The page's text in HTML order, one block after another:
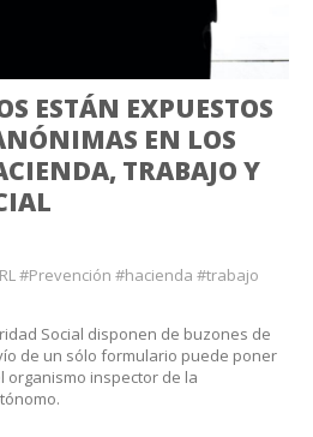
ESTÁN EXPUESTOS
EN LOS
TRABAJO Y
#Prevención #hacienda #trabajo
Social disponen de buzones de
de un sólo formulario puede poner
organismo inspector de la